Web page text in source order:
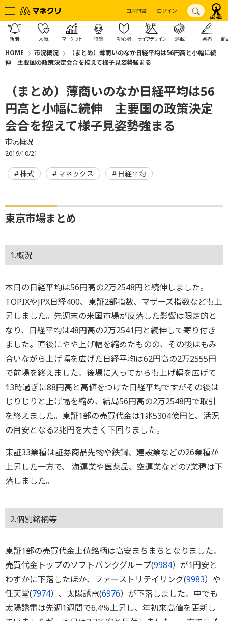
口座開設 ログイン
新着 人気 マーケット 特集 初心者 ライフデザイン 連載 著者 商
HOME 市況概況
（まとめ）薄商いのなか日経平均は56円高と小幅に続
伸 主要国の政策決定会合を控えて様子見姿勢強まる
（まとめ）薄商いのなか日経平均は56
円高と小幅に続伸 主要国の政策決定
会合を控えて様子見姿勢強まる
市況概況
2019/10/21
株式 マネックス 日経平均
東京市場まとめ
1.概況
本日の日経平均は56円高の2万2548円と続伸しました。
TOPIXやJPX日経400、東証2部指数、マザーズ指数なども上
昇しました。先週末の米国市場が反落した影響は限定的と
なり、日経平均は48円高の2万2541円と続伸して寄り付き
ました。直後にやや上げ幅を縮めたものの、その後はもみ
合いながら上げ幅を広げた日経平均は62円高の2万2555円
で前場を終えました。後場に入ってからも上げ幅を広げて
13時過ぎに88円高と高値をつけた日経平均ですがその後は
じりじりと上げ幅を縮め、結局56円高の2万2548円で取引
を終えました。東証1部の売買代金は1兆5304億円と、活況
の目安となる2兆円を大きく下回りました。
東証33業種は証券商品先物や鉄鋼、建設業などの26業種が
上昇した一方で、 海運業や医薬品、空運業などの7業種は下
落しました。
2.個別銘柄等
東証1部の売買代金上位銘柄は高安まちまちとなりました。
売買代金トップのソフトバンクグループ(9984）が1円安と
わずかに下落したほか、ファーストリテイリング(9983）や
任天堂(7974）、太陽誘電(6976）が下落しました。中でも
太陽誘電は先週1週間で6.4％上昇し、年初来高値を更新し